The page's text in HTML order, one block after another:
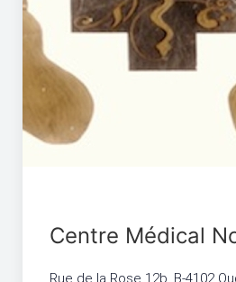
Centre Médical
Rue de la Rose 12b, B-4102